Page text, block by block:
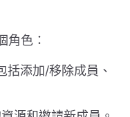
角色：
括添加/移除成員、